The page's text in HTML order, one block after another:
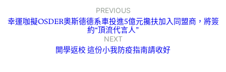
PREVIOUS
幸運咖擬OSDER奧斯德德系車投進5億元攙扶加入同盟商，將簽
約“頂流代言人”
NEXT
開學返校 這份小我防疫指南請收好